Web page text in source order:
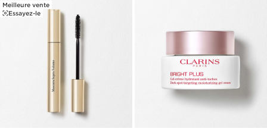
Meilleure vente
Essayez-le